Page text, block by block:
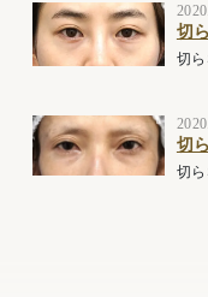
切
切
切
切